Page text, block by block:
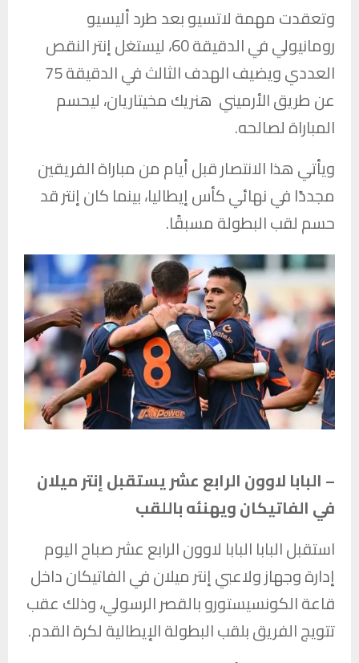
وتعقدت مهمة لاتسيو بعد طرد أليسيو
رومانيولي في الدقيقة 60، ليستغل إنتر النقص
العددي ويضيف الهدف الثالث في الدقيقة 75
عن طريق الأرميني هنريك مخيتاريان، ليحسم
المباراة لصالحه.
ويأتي هذا الانتصار قبل أيام من مباراة الفريقين
مجددًا في نهائي كأس إيطاليا، بينما كان إنتر قد
حسم لقب البطولة مسبقًا.
– البابا لاوون الرابع عشر يستقبل إنتر ميلان
في الفاتيكان ويهنئه باللقب
استقبل الباباالبابا لاوون الرابع عشرصباح اليوم
إدارة وجهاز ولاعبيإنتر ميلانفي الفاتيكان داخل
قاعة الكونسيستورو بالقصر الرسولي، وذلك عقب
تتويج الفريق بلقب البطولة الإيطالية لكرة القدم.